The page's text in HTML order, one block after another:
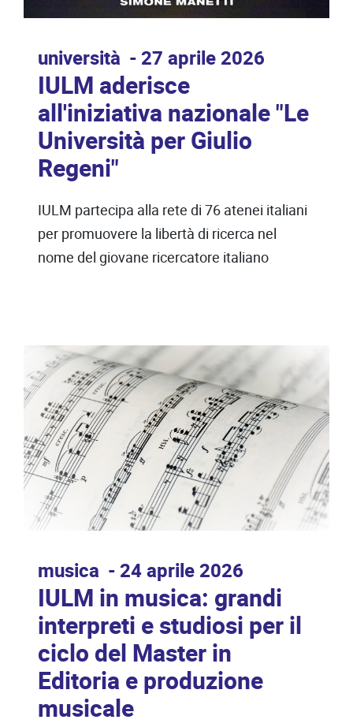
università 27 aprile 2026
IULM aderisce
all'iniziativa nazionale "Le
Università per Giulio
Regeni"
IULM partecipa alla rete di 76 atenei italiani
per promuovere la libertà di ricerca nel
nome del giovane ricercatore italiano
musica 24 aprile 2026
IULM in musica: grandi
interpreti e studiosi per il
ciclo del Master in
Editoria e produzione
musicale